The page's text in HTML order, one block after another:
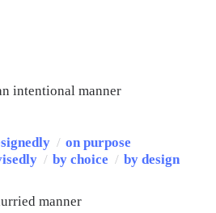
intentional manner
/ on purpose
/ by choice / by design
manner